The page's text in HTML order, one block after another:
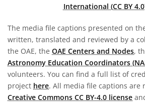
International (CC BY
The media file captions presented on
written, translated and reviewed by a
the OAE, the OAE Centers and Nodes,
Astronomy Education Coordinators
volunteers. You can find a full list of
project here. All media file captions are
Creative Commons CC BY-4.0 license